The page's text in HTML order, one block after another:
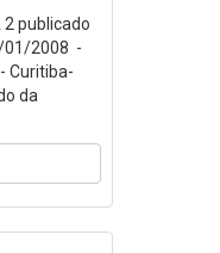
2 publicado
01/2008 -
Curitiba-
da